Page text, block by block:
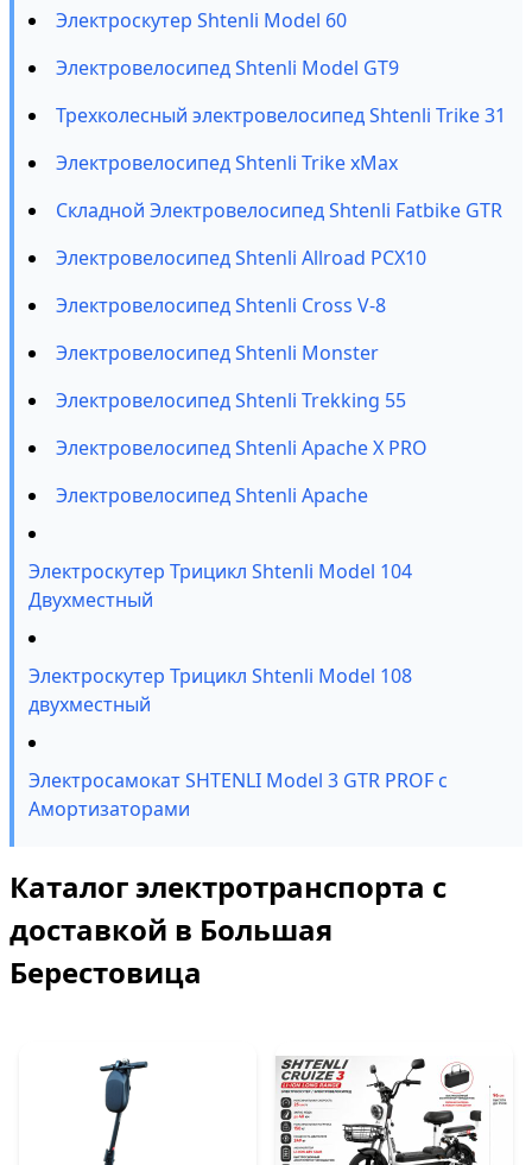
Электроскутер Shtenli Model 60
Электровелосипед Shtenli Model GT9
Трехколесный электровелосипед Shtenli Trike 31
Электровелосипед Shtenli Trike xMax
Складной Электровелосипед Shtenli Fatbike GTR
Электровелосипед Shtenli Allroad PCX10
Электровелосипед Shtenli Cross V-8
Электровелосипед Shtenli Monster
Электровелосипед Shtenli Trekking 55
Электровелосипед Shtenli Apache X PRO
Электровелосипед Shtenli Apache
Электроскутер Трицикл Shtenli Model 104
Двухместный
Электроскутер Трицикл Shtenli Model 108
двухместный
Электросамокат SHTENLI Model 3 GTR PROF с
Амортизаторами
Каталог электротранспорта с
доставкой в Большая
Берестовица